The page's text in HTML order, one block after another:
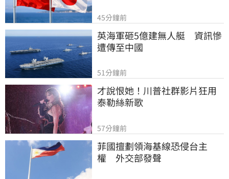
45分鐘前
英海軍砸5億建無人艇　資訊慘
遭傳至中國
51分鐘前
才說恨她！川普社群影片狂用
泰勒絲新歌
57分鐘前
菲國擅劃領海基線恐侵台主
權　外交部發聲